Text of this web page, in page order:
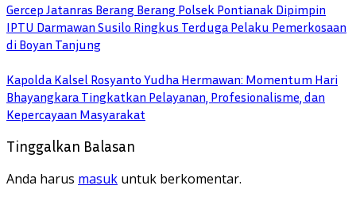
Gercep Jatanras Berang Berang Polsek Pontianak Dipimpin
IPTU Darmawan Susilo Ringkus Terduga Pelaku Pemerkosaan
di Boyan Tanjung
Kapolda Kalsel Rosyanto Yudha Hermawan: Momentum Hari
Bhayangkara Tingkatkan Pelayanan, Profesionalisme, dan
Kepercayaan Masyarakat
Tinggalkan Balasan
Anda harus masuk untuk berkomentar.